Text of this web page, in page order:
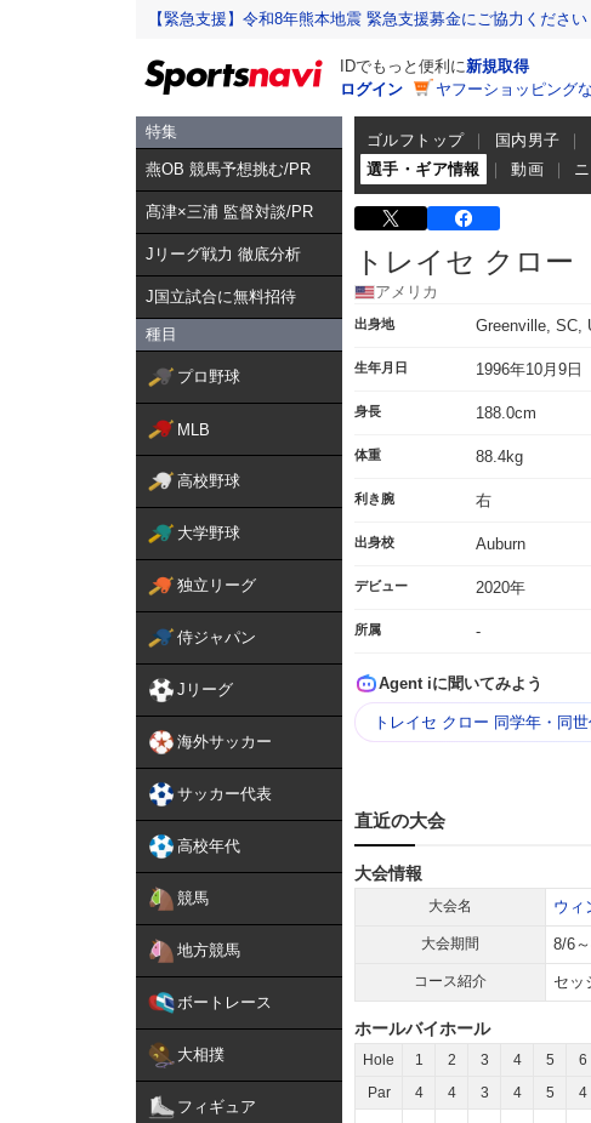
【緊急支援】令和8年熊本地震 緊急支援募金にご協力ください
IDでもっと便利に新規取得
ログイン
ヤフーショッピング
特集
燕OB 競馬予想挑む/PR
髙津×三浦 監督対談/PR
Jリーグ戦力 徹底分析
J国立試合に無料招待
種目
プロ野球
MLB
高校野球
大学野球
独立リーグ
侍ジャパン
Jリーグ
海外サッカー
サッカー代表
高校年代
競馬
地方競馬
ボートレース
大相撲
フィギュア
ゴルフトップ 国内男子
選手・ギア情報
動画
トレイセ クロー
アメリカ
出身地 Greenville, SC,
生年月日 1996年10月9日
身長 188.0cm
体重 88.4kg
利き腕 右
出身校 Auburn
デビュー 2020年
所属 -
Agent iに聞いてみよう
トレイセ クロー 同学年・同
直近の大会
大会情報
大会名 ウィ
大会期間 8/6
コース紹介 セッ
ホールバイホール
Hole 1 2 3 4 5 6
Par
4 4 3 4 5 4